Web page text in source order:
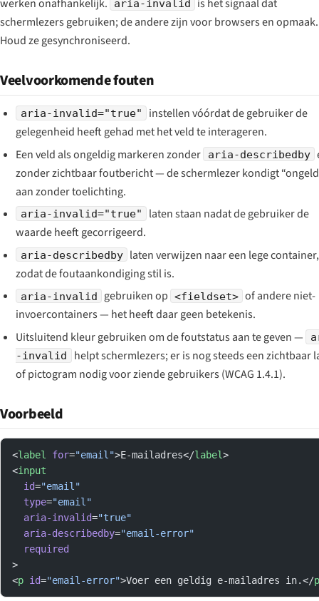
werken onafhankelijk. aria-invalid
is het signaal dat
schermlezers gebruiken; de andere zijn voor browsers en opmaak.
Houd ze gesynchroniseerd.
Veelvoorkomende fouten
aria-invalid="true"
instellen vóórdat de gebruiker de
gelegenheid heeft gehad met het veld te interageren.
Een veld als ongeldig markeren zonder
aria-describedby
zonder zichtbaar foutbericht — de schermlezer kondigt
aan zonder toelichting.
aria-invalid="true"
laten staan nadat de gebruiker de
waarde heeft gecorrigeerd.
aria-describedby
laten verwijzen naar een lege container,
zodat de foutaankondiging stil is.
aria-invalid gebruiken op <fieldset> of andere niet-
invoercontainers — het heeft daar geen betekenis.
Uitsluitend kleur gebruiken om de foutstatus aan te geven —
-invalid
helpt schermlezers; er is nog steeds een zichtbaar
of pictogram nodig voor ziende gebruikers (WCAG 1.4.1).
Voorbeeld
<label for="email">E-mailadres</label>
<input
  id
="email"
  type
="email"
  aria-invalid
="true"
  aria-describedby
="email-error"
  required
>
<p id="email-error">Voer een geldig e-mailadres in.</p